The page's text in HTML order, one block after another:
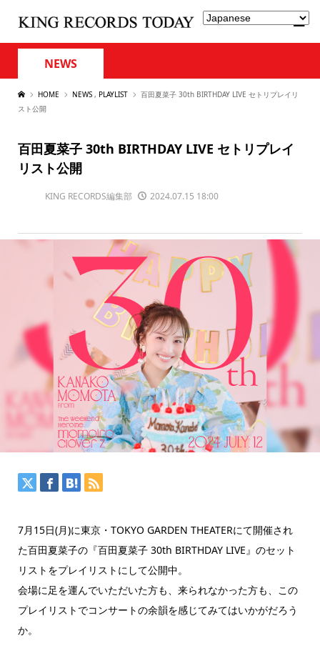
NEWS
HOME NEWS , PLAYLIST
百田夏菜子 30th BIRTHDAY LIVE セトリプレイリ
スト公開
百田夏菜子 30th BIRTHDAY LIVE セトリプレイ
リスト公開
KING RECORDS編集部 2024.07.15 18:00
7月15日(月)に東京・TOKYO GARDEN THEATERにて開催され
た百田夏菜子の『百田夏菜子 30th BIRTHDAY LIVE』のセット
リストをプレイリストにして公開中。
会場に足を運んでいただいた方も、来られなかった方も、この
プレイリストでコンサートの余韻を感じてみてはいかがだろう
か。